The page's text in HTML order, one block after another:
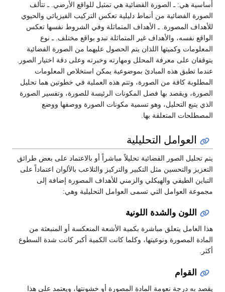
أساسية هي: ـ الصورة الفضائية هي تمثيل للواقع الأرضي. ـ تتألف
الصورة الفضائية من أنماط دليلية تعكس التركيب الفيزيائي والحيوي
للأهداف المصورة. ـ الأهداف المتماثلة وفي الشروط نفسها تعكس
الواقع نفسه، والأهداف غير المتماثلة تبدو بواقع مختلف. ـ نوع
المعلومات وكميتها اللذان يتم الحصول عليهما من الصورة الفضائية
يتوقفان على معرفة المحلل ومهارته وخبرته وعلى دقة اختيار الصور.
عندما تطبق هذه المبادئ بموضوعية يمكن استخلاص المعلومات
المطلوبة كافة من الصورة، وتتم هذه العملية في خطوتين هما تحليل
الصورة، ويقصد بها فصل المكونات الرئيسة للصورة، وتفسير الصورة
الذي يتبع التحليل، وهو تسمية مكونات الصورة ووصفها ووضع
المصطلحات المتعلقة بها.
العوامل التحليلية
يتم تحليل الصور الفضائية تحليلاً مباشراً أو بالاعتماد على بعض طرائق
التعزيز والتحسين مثل التكبير والتركيز والتلاعب بالألوان اعتماداً على
التباين الطيفي والهيكلي والزمني للأهداف المصورة إضافة إلى
مجموعة العوامل التي تسمى العوامل التحليلية وهي:
اللون والشدة اللونية
هذا العامل يتعلق مباشرة بكمية الأشعة المنعكسة أو المنبعثة من
المادة المصورة ونوعيتها، وكلما كانت الكمية أكبر كانت شدة السطوع
أكثر.
القوام
يقصد به درجة نعومة المادة المصورة أو خشونتها، ويعتمد على هذا